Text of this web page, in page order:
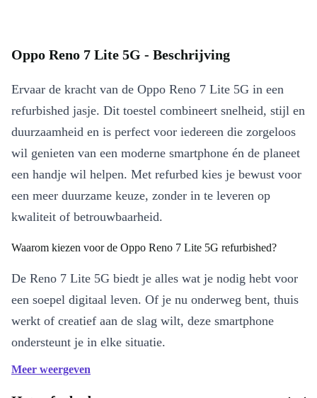
Oppo Reno 7 Lite 5G - Beschrijving
Ervaar de kracht van de Oppo Reno 7 Lite 5G in een
refurbished jasje. Dit toestel combineert snelheid, stijl en
duurzaamheid en is perfect voor iedereen die zorgeloos
wil genieten van een moderne smartphone én de planeet
een handje wil helpen. Met refurbed kies je bewust voor
een meer duurzame keuze, zonder in te leveren op
kwaliteit of betrouwbaarheid.
Waarom kiezen voor de Oppo Reno 7 Lite 5G refurbished?
De Reno 7 Lite 5G biedt je alles wat je nodig hebt voor
een soepel digitaal leven. Of je nu onderweg bent, thuis
werkt of creatief aan de slag wilt, deze smartphone
ondersteunt je in elke situatie.
Belangrijkste voordelen op een rij:
Haarscherp AMOLED-beeldscherm
Meer weergeven